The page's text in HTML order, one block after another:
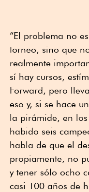
“El problema no
torneo, sino que
realmente
sí hay cursos,
Forward, pero
eso y, si se hace
la pirámide, en
habido seis
habla de que el
propiamente, no
y tener sólo ocho
casi 100 años de